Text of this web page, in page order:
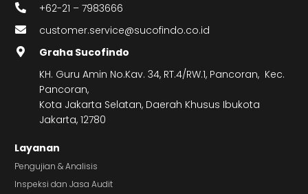
+62-21 – 7983666
customer.service@sucofindo.co.id
Graha Sucofindo
KH. Guru Amin No.Kav. 34, RT.4/RW.1, Pancoran, Kec.
Pancoran,
Kota Jakarta Selatan, Daerah Khusus Ibukota
Jakarta, 12780
Layanan
Pengujian & Analisis
Inspeksi dan Jasa Audit